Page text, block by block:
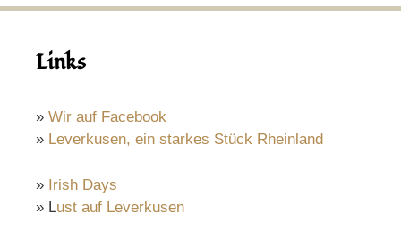
Links
» Wir auf Facebook
» Leverkusen, ein starkes Stück Rheinland
» Irish Days
» Lust auf Leverkusen